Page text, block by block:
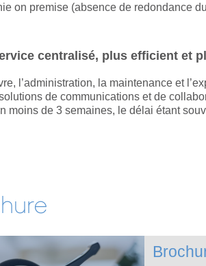
on premise (absence de redondance
centralisé, plus efficient et
l’administration, la maintenance et
de communications et de
moins de 3 semaines, le délai étant